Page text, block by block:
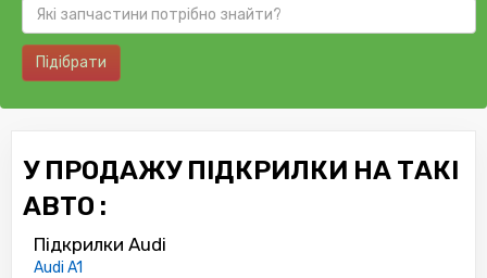
Підібрати
У ПРОДАЖУ ПІДКРИЛКИ НА ТАКІ
АВТО :
Підкрилки Audi
Audi A1